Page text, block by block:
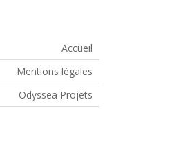
Accueil
Mentions légales
Odyssea Projets